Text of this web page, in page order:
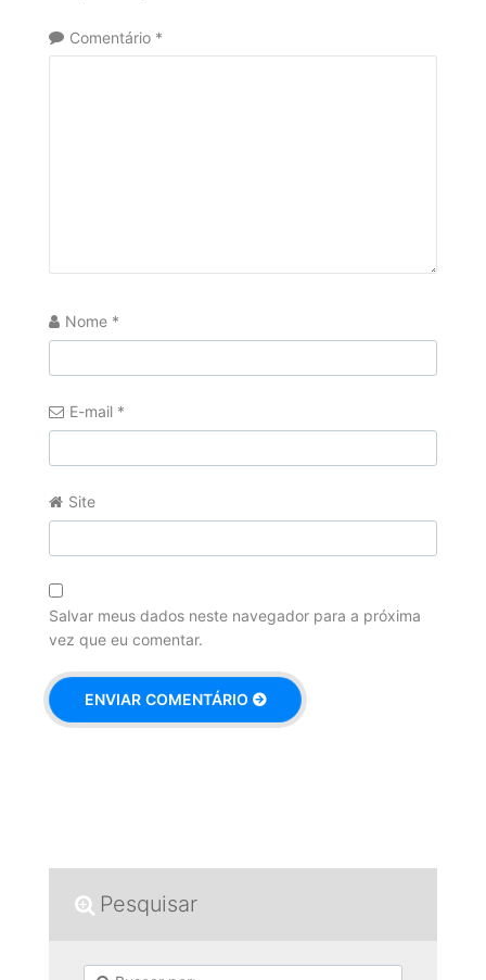
Comentário *
Nome *
E-mail *
Site
Salvar meus dados neste navegador para a próxima
vez que eu comentar.
Pesquisar